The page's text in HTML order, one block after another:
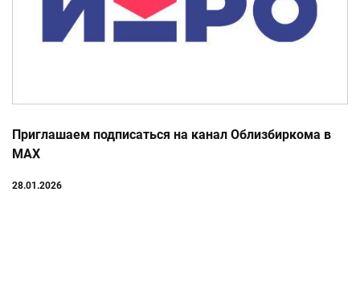
Приглашаем подписаться на канал Облизбиркома в
MAX
28.01.2026